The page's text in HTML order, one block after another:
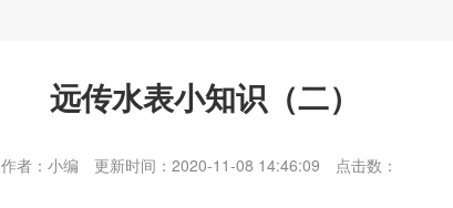
远传水表小知识（二）
作者：小编 更新时间：2020-11-08 14:46:09 点击数：